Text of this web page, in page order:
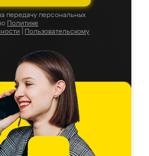
передачу персональных
Политике
Пользовательскому